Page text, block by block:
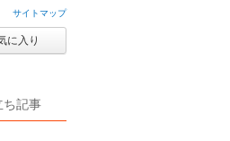
サイトマップ
に入り
ち記事